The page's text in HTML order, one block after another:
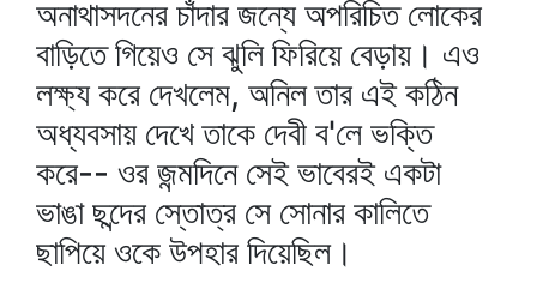
অনাথাসদনের চাঁদার জন্যে অপরিচিত লোকের
বাড়িতে গিয়েও সে ঝুলি ফিরিয়ে বেড়ায়। এও
লক্ষ্য করে দেখলেম, অনিল তার এই কঠিন
অধ্যবসায় দেখে তাকে দেবী ব'লে ভক্তি
করে-- ওর জন্মদিনে সেই ভাবেরই একটা
ভাঙা ছন্দের স্তোত্র সে সোনার কালিতে
ছাপিয়ে ওকে উপহার দিয়েছিল।